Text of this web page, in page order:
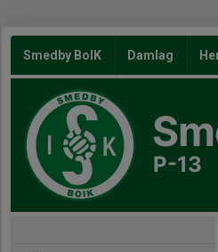
Smedby BoIK Damlag
P-13